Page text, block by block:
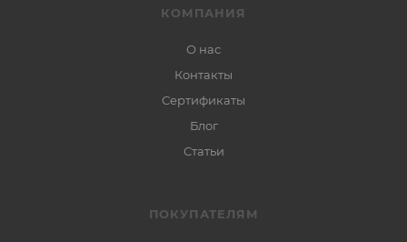
КОМПАНИЯ
О нас
Контакты
Сертификаты
Блог
Статьи
ПОКУПАТЕЛЯМ